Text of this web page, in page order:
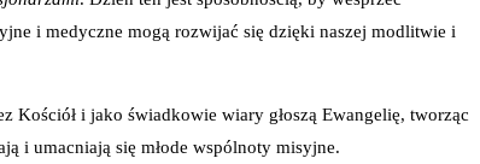
i medyczne mogą rozwijać się dzięki naszej modlitwie i
Kościół i jako świadkowie wiary głoszą Ewangelię, tworząc
i umacniają się młode wspólnoty misyjne.